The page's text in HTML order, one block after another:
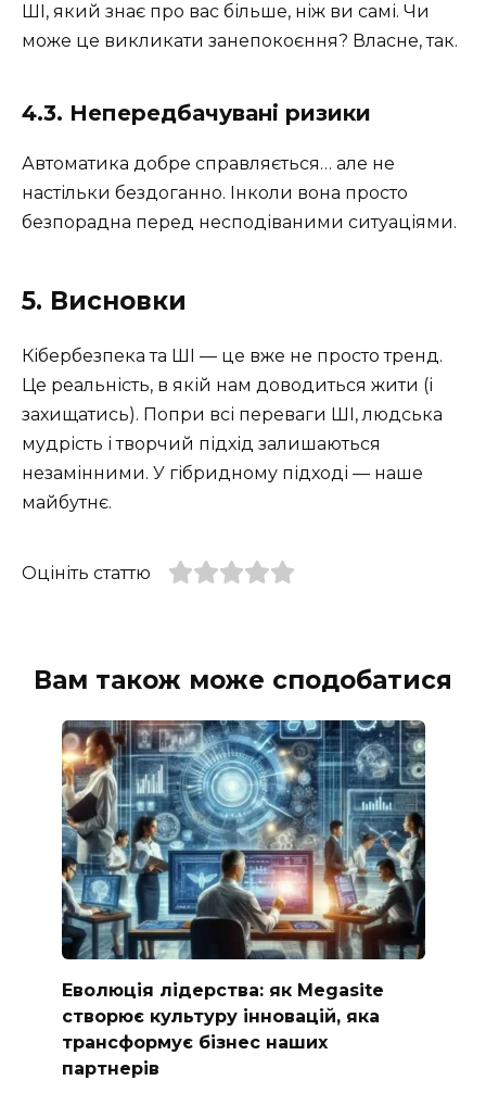
ШІ, який знає про вас більше, ніж ви самі. Чи
може це викликати занепокоєння? Власне, так.
4.3. Непередбачувані ризики
Автоматика добре справляється… але не
настільки бездоганно. Інколи вона просто
безпорадна перед несподіваними ситуаціями.
5. Висновки
Кібербезпека та ШІ — це вже не просто тренд.
Це реальність, в якій нам доводиться жити (і
захищатись). Попри всі переваги ШІ, людська
мудрість і творчий підхід залишаються
незамінними. У гібридному підході — наше
майбутнє.
Оцініть статтю
Вам також може сподобатися
Еволюція лідерства: як Megasite
створює культуру інновацій, яка
трансформує бізнес наших
партнерів